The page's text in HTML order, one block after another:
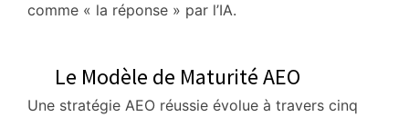
comme « la réponse » par l’IA.
Le Modèle de Maturité AEO
Une stratégie AEO réussie évolue à travers cinq